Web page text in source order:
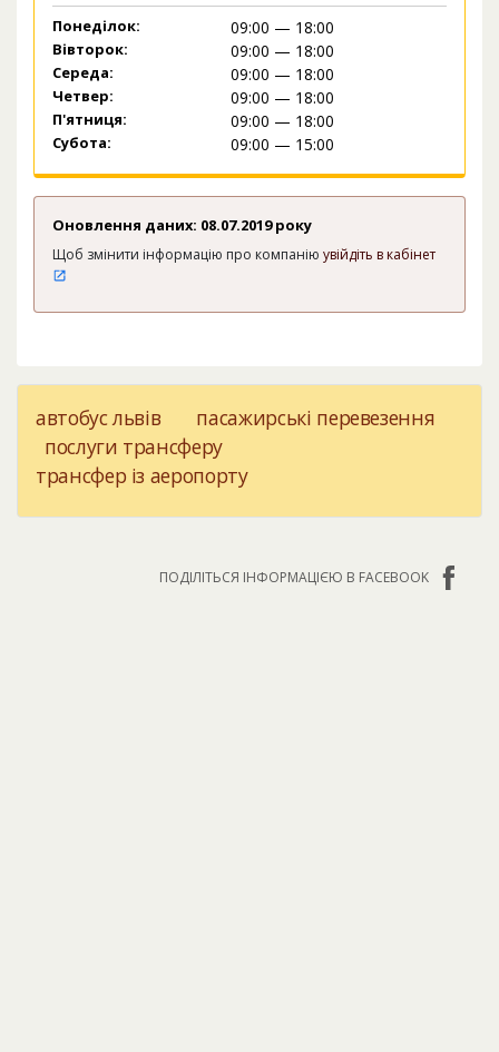
Понеділок: 09:00 — 18:00
Вівторок: 09:00 — 18:00
Середа: 09:00 — 18:00
Четвер: 09:00 — 18:00
П'ятниця: 09:00 — 18:00
Субота: 09:00 — 15:00
Оновлення даних: 08.07.2019 року
Щоб змінити інформацію про компанію увійдіть в кабінет
автобус львів
пасажирські перевезення
послуги трансферу
трансфер із аеропорту
ПОДІЛІТЬСЯ ІНФОРМАЦІЄЮ В FACEBOOK